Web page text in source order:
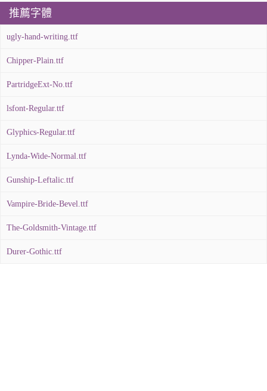
推薦字體
ugly-hand-writing.ttf
Chipper-Plain.ttf
PartridgeExt-No.ttf
lsfont-Regular.ttf
Glyphics-Regular.ttf
Lynda-Wide-Normal.ttf
Gunship-Leftalic.ttf
Vampire-Bride-Bevel.ttf
The-Goldsmith-Vintage.ttf
Durer-Gothic.ttf